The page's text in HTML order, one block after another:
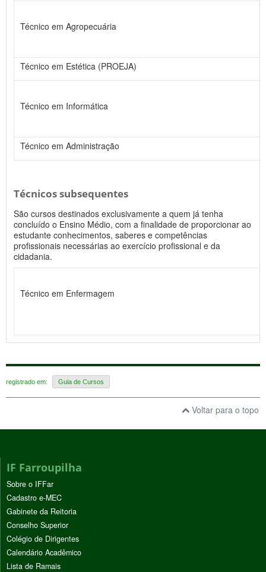
Técnico em Agropecuária
Técnico em Estética (PROEJA)
Técnico em Informática
Técnico em Administração
Técnicos subsequentes
São cursos destinados exclusivamente a quem já tenha
concluído o Ensino Médio, com a finalidade de proporcionar ao
estudante conhecimentos, saberes e competências
profissionais necessárias ao exercício profissional e da
cidadania.
Técnico em Enfermagem
registrado em: Guia de Cursos
Voltar para o topo
IF Farroupilha
Sobre o IFFar
Cadastro e-MEC
Gabinete da Reitoria
Conselho Superior
Colégio de Dirigentes
Calendário Acadêmico
Lista de Ramais